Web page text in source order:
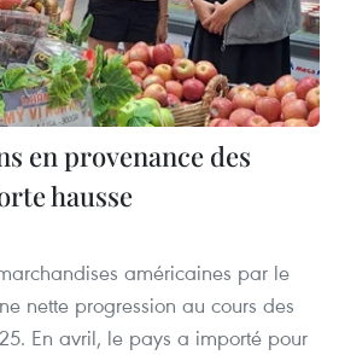
en provenance des
hausse
américaines par le
nette progression au cours des
En avril, le pays a importé pour